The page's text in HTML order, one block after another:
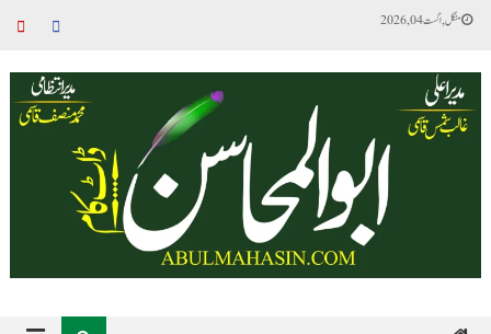
منگل, اگست 04, 2026